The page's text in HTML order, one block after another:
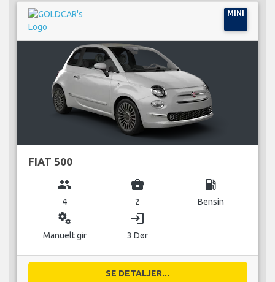
MINI
FIAT 500
group
4
business_center
2
local_gas_station
Bensin
miscellaneous_services
Manuelt gir
login
3 Dør
SE DETALJER...